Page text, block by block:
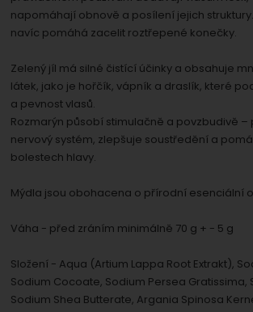
napomáhají obnově a posílení jejich
navíc pomáhá zacelit roztřepené konečky.
Zelený jíl má silné čistící účinky a obsahuje
látek, jako je hořčík, vápník a draslík, které
a pevnost vlasů.
Rozmarýn působí stimulačně a povzbudivě –
nervový systém, zlepšuje soustředění a
bolestech hlavy.
Mýdla jsou obohacena o přírodní esenciální
Váha - před zráním minimálně 70 g + - 5 g
Složení - Aqua (Artium Lappa Root Extrakt),
Sodium Cocoate, Sodium Persea Gratissima,
Sodium Shea Butterate, Argania Spinosa